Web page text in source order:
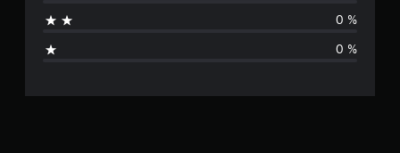
a
f
0 %
0 %